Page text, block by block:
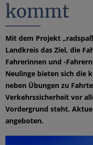
kommt
Mit dem Projekt
Landkreis das Ziel, die
Fahrerinnen und -
Neulinge bieten sich die
neben Übungen zu
Verkehrssicherheit vor
Vordergrund steht.
angeboten.